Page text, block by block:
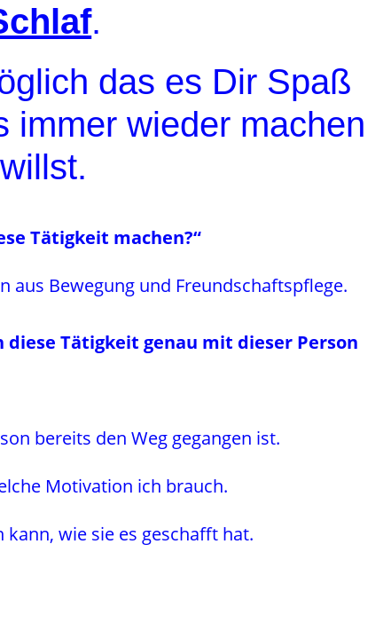
.
das es Dir Spaß
immer wieder machen
willst.
Tätigkeit machen?“
aus Bewegung und Freundschaftspflege.
diese Tätigkeit genau mit dieser Person
bereits den Weg gegangen ist.
Motivation ich brauch.
kann, wie sie es geschafft hat.